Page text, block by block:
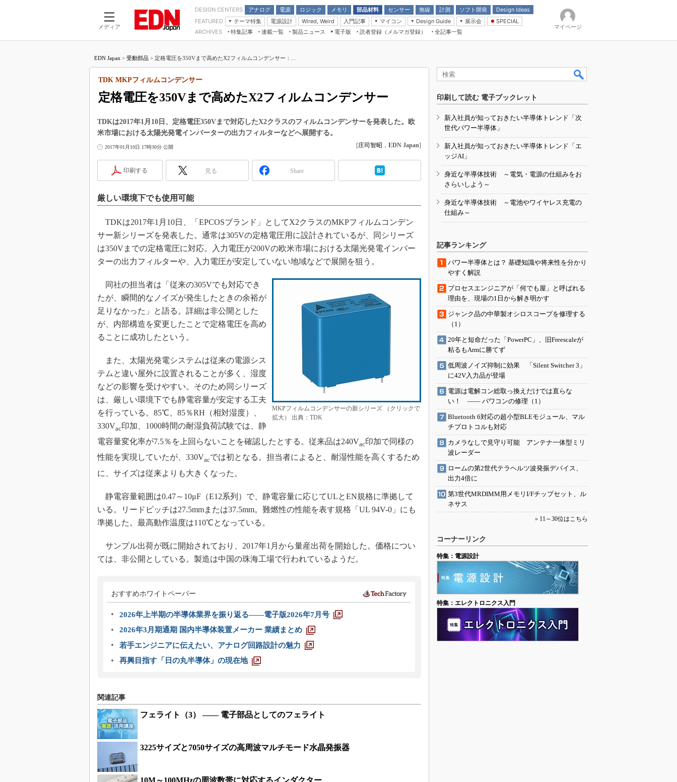
メディア
DESIGN CENTERS アナログ
電源
モーター
ロジック
LSI
メモリ
部品材料
受動部品
センサー 無線 計測 ソフト開発
Design Ideas
アナログ機能回路
計測とテスト
FEATURED
テーマ特集
つながるクルマ
エレクトロニクス入門
医療エレ（EE Times Japan）
製品解剖（EE Times Japan）
電源設計 Wired, Weird
入門記事
モーター入門
マイコン
マイコン講座
Design Guide
計測機器
展示会
CEATEC
組込み/エッジコンピューティング展
人とくるま展
SPECIAL
Microchip情報
ARCHIVES 特集記事
連載一覧
マイクロプロセッサ懐古録
用講座
たった2つの式で始めるDC/DCコン
バーターの設計
DC-DCコンバーター活用講座
Wired, Weird
マイコン講座
Q&Aで学ぶマイコン講座
高速シリアル伝送技術講座
記録計／データロガーの基礎知識
ズ編
めざせ高効率！ モーター駆動入門講
座
Bluetooth mesh入門
最新記事一覧
計測器メーカーから見た5G
USB Type-Cの登場で評価試験はど
う変わる？
IoT時代の無線規格を知る【Thread
IoT時代の無線規格を知る【Z-Wave
編】
製品ニュース
電子版
電子ブックレット
読者登録（メルマガ登録） 全記事一覧
マイページ
EDN Japan > 受動部品 > 定格電圧を350Vまで高めたX2フィルムコンデンサー：...
定格電圧を350Vまで高めたX2フィルムコンデンサー
TDK MKPフィルムコンデンサー
TDKは2017年1月10日、定格電圧350Vまで対応したX2クラスのフィルムコンデンサーを発表した。欧
米市場における太陽光発電インバーターの出力フィルターなどへ展開する。
2017年01月10日 17時30分 公開 [庄司智昭 ， EDN Japan]
印刷する 見る Share
厳しい環境下でも使用可能
TDKは2017年1月10日、「EPCOSブランド」としてX2クラスのMKPフィルムコンデン
サー新シリーズを発表した。通常は305Vの定格電圧用に設計されているが、同シリーズ
は350Vまでの定格電圧に対応。入力電圧が200Vの欧米市場における太陽光発電インバー
ターの出力フィルターや、入力電圧が安定していない地域などで展開を狙う。
MKPフィルムコンデンサーの新シリーズ （クリックで
拡大） 出典：TDK
同社の担当者は「従来の305Vでも対応でき
たが、瞬間的なノイズが発生したときの余裕が
足りなかった」と語る。詳細は非公開とした
が、内部構造を変更したことで定格電圧を高め
ることに成功したという。
また、太陽光発電システムは従来の電源シス
テムと違い屋外に設置されることが多く、湿度
などの影響を受けやすい。そのため同シリーズ
は、厳しい環境下でも静電容量が安定する工夫
を行っている。85℃、85％RH（相対湿度）、
330Vac印加、1000時間の耐湿負荷試験では、静
電容量変化率が7.5％を上回らないことを確認したとする。従来品は240Vac印加で同様の
性能を実現していたが、330Vacでは初となる。担当者によると、耐湿性能を高くするため
に、サイズは従来よりも大きくなった。
静電容量範囲は0.47～10μF（E12系列）で、静電容量に応じてULとEN規格に準拠して
いる。リードピッチは27.5mmまたは37.5mm。難燃性の性能を表す規格「UL 94V-0」にも
準拠した。最高動作温度は110℃となっている。
サンプル出荷が既に開始されており、2017年1月から量産出荷を開始した。価格につい
ては、非公開としている。製造は中国の珠海工場で行われているようだ。
おすすめホワイトペーパー
2026年上半期の半導体業界を振り返る――電子版2026年7月号
2026年3月期通期 国内半導体装置メーカー 業績まとめ
若手エンジニアに伝えたい、アナログ回路設計の魅力
再興目指す「日の丸半導体」の現在地
関連記事
フェライト（3） ―― 電子部品としてのフェライト
3225サイズと7050サイズの高周波マルチモード水晶発振器
10M～100MHzの周波数帯に対応するインダクター
印刷して読む 電子ブックレット
新入社員が知っておきたい半導体トレンド「次
世代パワー半導体」
新入社員が知っておきたい半導体トレンド「エ
ッジAI」
身近な半導体技術 ～電気・電源の仕組みをお
さらいしよう～
身近な半導体技術 ～電池やワイヤレス充電の
仕組み～
記事ランキング
パワー半導体とは？ 基礎知識や将来性を分かり
やすく解説
プロセスエンジニアが「何でも屋」と呼ばれる
理由を、現場の1日から解き明かす
ジャンク品の中華製オシロスコープを修理する
（1）
20年と短命だった「PowerPC」、旧Freescaleが
粘るもArmに勝てず
低周波ノイズ抑制に効果 「Silent Switcher 3」
に42V入力品が登場
電源は電解コン総取っ換えだけでは直らな
い！ ―― パワコンの修理（1）
Bluetooth 6対応の超小型BLEモジュール、マル
チプロトコルも対応
カメラなしで見守り可能 アンテナ一体型ミリ
波レーダー
ロームの第2世代テラヘルツ波発振デバイス、
出力4倍に
第3世代MRDIMM用メモリI/Fチップセット、ル
ネサス
» 11～30位はこちら
コーナーリンク
特集：電源設計
特集：エレクトロニクス入門